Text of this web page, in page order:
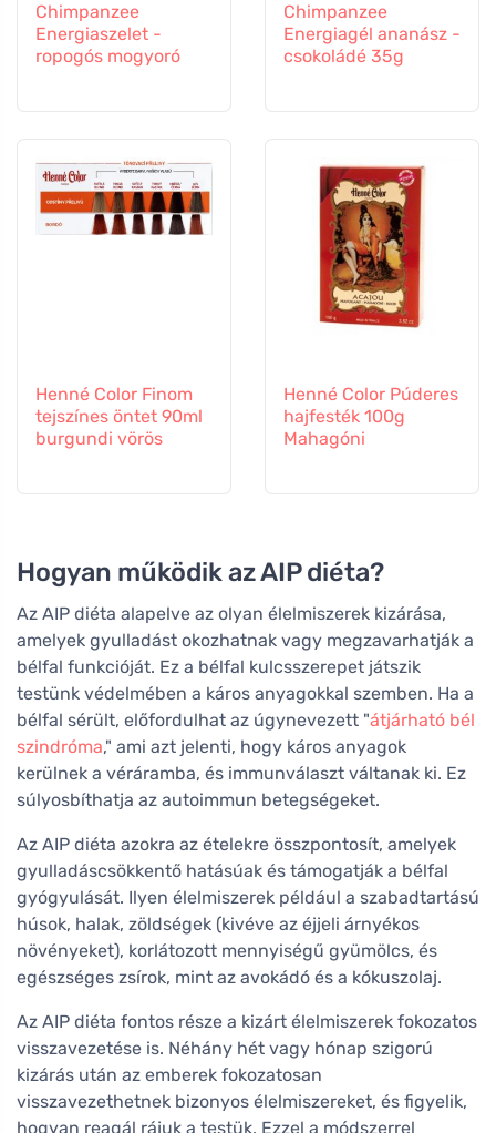
Chimpanzee
Energiaszelet -
ropogós mogyoró
Chimpanzee
Energiagél ananász -
csokoládé 35g
Henné Color Finom
tejszínes öntet 90ml
burgundi vörös
Henné Color Púderes
hajfesték 100g
Mahagóni
Hogyan működik az AIP diéta?
Az AIP diéta alapelve az olyan élelmiszerek kizárása,
amelyek gyulladást okozhatnak vagy megzavarhatják a
bélfal funkcióját. Ez a bélfal kulcsszerepet játszik
testünk védelmében a káros anyagokkal szemben. Ha a
bélfal sérült, előfordulhat az úgynevezett "átjárható bél
szindróma," ami azt jelenti, hogy káros anyagok
kerülnek a véráramba, és immunválaszt váltanak ki. Ez
súlyosbíthatja az autoimmun betegségeket.
Az AIP diéta azokra az ételekre összpontosít, amelyek
gyulladáscsökkentő hatásúak és támogatják a bélfal
gyógyulását. Ilyen élelmiszerek például a szabadtartású
húsok, halak, zöldségek (kivéve az éjjeli árnyékos
növényeket), korlátozott mennyiségű gyümölcs, és
egészséges zsírok, mint az avokádó és a kókuszolaj.
Az AIP diéta fontos része a kizárt élelmiszerek fokozatos
visszavezetése is. Néhány hét vagy hónap szigorú
kizárás után az emberek fokozatosan
visszavezethetnek bizonyos élelmiszereket, és figyelik,
hogyan reagál rájuk a testük. Ezzel a módszerrel